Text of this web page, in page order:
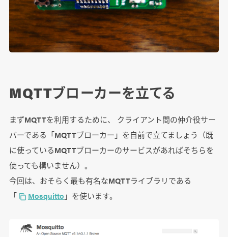
MQTTブローカーを立てる
まずMQTTを利用するために、 クライアント間の仲介役サー
バーである「MQTTブローカー」を自前で立てましょう（既
に使っているMQTTブローカーのサービスがあればそちらを
使っても構いません）。
今回は、おそらく最も有名なMQTTライブラリである
「
Mosquitto 」を使います。